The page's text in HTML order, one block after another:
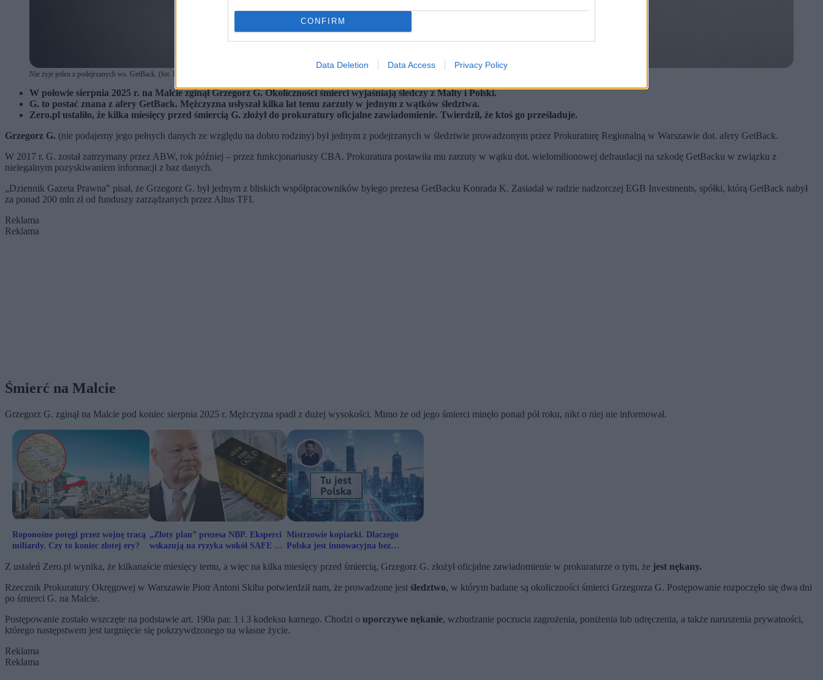
CONFIRM
Data Deletion Data Access Privacy Policy
Nie żyje jeden z podejrzanych ws. GetBack. (fot. Bartłomiej Zborowski / PAP)
W połowie sierpnia 2025 r. na Malcie zginął Grzegorz G. Okoliczności śmierci wyjaśniają śledczy z Malty i Polski.
G. to postać znana z afery GetBack. Mężczyzna usłyszał kilka lat temu zarzuty w jednym z wątków śledztwa.
Zero.pl ustaliło, że kilka miesięcy przed śmiercią G. złożył do prokuratury oficjalne zawiadomienie. Twierdził, że ktoś go prześladuje.
Grzegorz G. (nie podajemy jego pełnych danych ze względu na dobro rodziny) był jednym z podejrzanych w śledztwie prowadzonym przez Prokuraturę Regionalną w Warszawie dot. afery GetBack.
W 2017 r. G. został zatrzymany przez ABW, rok później – przez funkcjonariuszy CBA. Prokuratura postawiła mu zarzuty w wątku dot. wielomilionowej defraudacji na szkodę GetBacku w związku z
nielegalnym pozyskiwaniem informacji z baz danych.
„Dziennik Gazeta Prawna” pisał, że Grzegorz G. był jednym z bliskich współpracowników byłego prezesa GetBacku Konrada K. Zasiadał w radzie nadzorczej EGB Investments, spółki, którą GetBack nabył
za ponad 200 mln zł od funduszy zarządzanych przez Altus TFI.
Reklama
Reklama
Śmierć na Malcie
Grzegorz G. zginął na Malcie pod koniec sierpnia 2025 r. Mężczyzna spadł z dużej wysokości. Mimo że od jego śmierci minęło ponad pół roku, nikt o niej nie informował.
Roponośne potęgi przez wojnę tracą
miliardy. Czy to koniec złotej ery?
„Złoty plan” prezesa NBP. Eksperci
wskazują na ryzyka wokół SAFE 0
Mistrzowie kopiarki. Dlaczego
Polska jest innowacyjna bez
Z ustaleń Zero.pl wynika, że kilkanaście miesięcy temu, a więc na kilka miesięcy przed śmiercią, Grzegorz G. złożył oficjalne zawiadomienie w prokuraturze o tym, że jest nękany.
Rzecznik Prokuratury Okręgowej w Warszawie Piotr Antoni Skiba potwierdził nam, że prowadzone jest śledztwo, w którym badane są okoliczności śmierci Grzegorza G. Postępowanie rozpoczęło się dwa dni
po śmierci G. na Malcie.
Postępowanie zostało wszczęte na podstawie art. 190a par. 1 i 3 kodeksu karnego. Chodzi o uporczywe nękanie, wzbudzanie poczucia zagrożenia, poniżenia lub udręczenia, a także naruszenia prywatności,
którego następstwem jest targnięcie się pokrzywdzonego na własne życie.
Reklama
Reklama